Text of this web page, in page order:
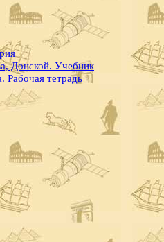
Донской. Учебник
Рабочая тетрадь